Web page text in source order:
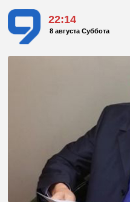
22:14
8 августа Суббота